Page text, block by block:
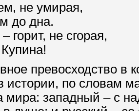
не умирая,
до дна.
горит, не сгорая,
превосходство в
истории, по словам
западный – с